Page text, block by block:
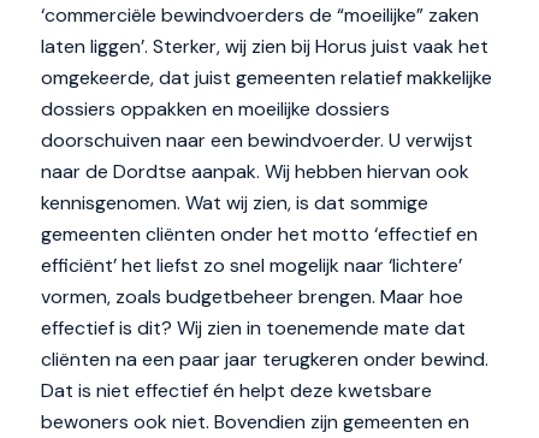
‘commerciële bewindvoerders de “moeilijke” zaken
laten liggen’. Sterker, wij zien bij Horus juist vaak het
omgekeerde, dat juist gemeenten relatief makkelijke
dossiers oppakken en moeilijke dossiers
doorschuiven naar een bewindvoerder. U verwijst
naar de Dordtse aanpak. Wij hebben hiervan ook
kennisgenomen. Wat wij zien, is dat sommige
gemeenten cliënten onder het motto ‘effectief en
efficiënt’ het liefst zo snel mogelijk naar ‘lichtere’
vormen, zoals budgetbeheer brengen. Maar hoe
effectief is dit? Wij zien in toenemende mate dat
cliënten na een paar jaar terugkeren onder bewind.
Dat is niet effectief én helpt deze kwetsbare
bewoners ook niet. Bovendien zijn gemeenten en